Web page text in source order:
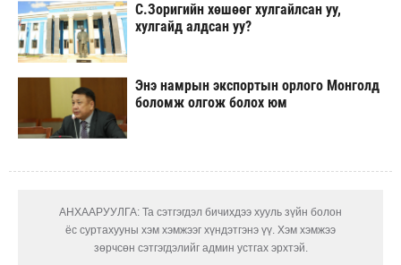
С.Зоригийн хөшөөг хулгайлсан уу,
хулгайд алдсан уу?
Энэ намрын экспортын орлого Монголд
боломж олгож болох юм
АНХААРУУЛГА: Та сэтгэгдэл бичихдээ хууль зүйн болон
ёс суртахууны хэм хэмжээг хүндэтгэнэ үү. Хэм хэмжээ
зөрчсөн сэтгэгдэлийг админ устгах эрхтэй.